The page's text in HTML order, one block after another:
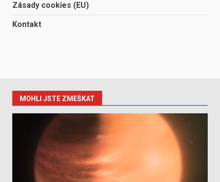
Zásady cookies (EU)
Kontakt
MOHLI JSTE ZMEŠKAT